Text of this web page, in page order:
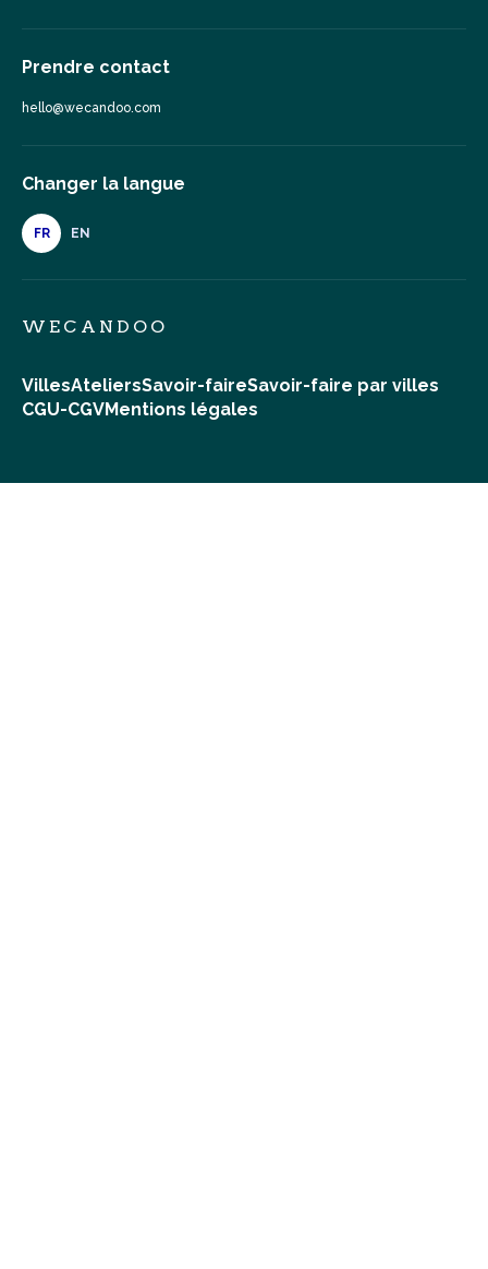
Prendre contact
hello@wecandoo.com
Changer la langue
FR EN
WECANDOO
VillesAteliersSavoir-faireSavoir-faire par villes
CGU-CGVMentions légales